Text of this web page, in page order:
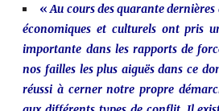
«Au cours des quarante
économiques et culturels ont pris
importante dans les rapports de
nos failles les plus aiguës dans ce
réussi à cerner notre propre